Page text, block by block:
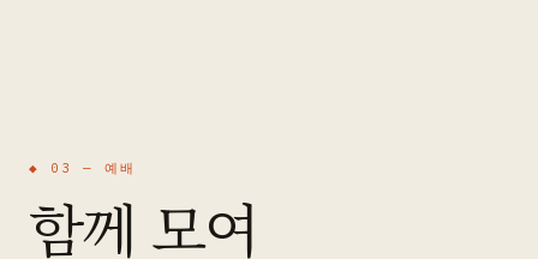
◆ 03 — 예배
함께 모여